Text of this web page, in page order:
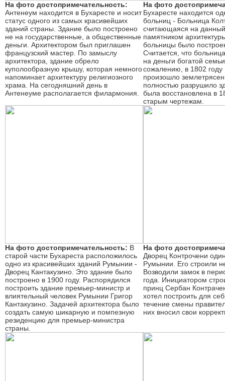
На фото достопримечательность:
Антенеум находится в Бухаресте и носит
статус одного из самых красивейших
зданий страны. Здание было построено
не на государственные, а общественные
деньги. Архитектором был приглашен
французский мастер. По замыслу
архитектора, здание обрело
куполообразную крышу, которая немного
напоминает архитектуру религиозного
храма. На сегодняшний день в
Антенеуме располагается филармония.
На фото
Бухаресте находится
больниц - Больница
считающаяся на
памятником
больницы было
Считается, что
на деньги богатой
сожалению, в 1802 году
произошло
полностью разрушило
была восстановлена в
старым чертежам.
На фото достопримечательность: В
старой части Бухареста расположилось
одно из красивейших зданий Румынии -
Дворец Кантакузино. Это здание было
построено в 1900 году. Распорядился
построить здание премьер-министр и
влиятельный человек Румынии Григор
Кантакузино. Задачей архитектора было
создать самую шикарную и помпезную
резиденцию для премьер-министра
страны.
На фото
Дворец Контрочени
Румынии. Его строили
Возводили замок в
года. Инициатором
принц Сербан
хотел построить для
течение смены
них вносил свои